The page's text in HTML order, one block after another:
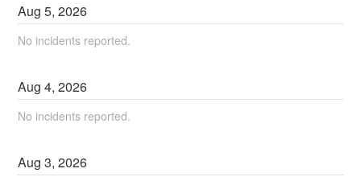
Aug5,2026
No incidents reported.
Aug4,2026
No incidents reported.
Aug3,2026